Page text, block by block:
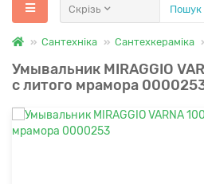
Скрізь
Сантехніка Сантехкераміка
Умывальник MIRAGGIO
с литого мрамора